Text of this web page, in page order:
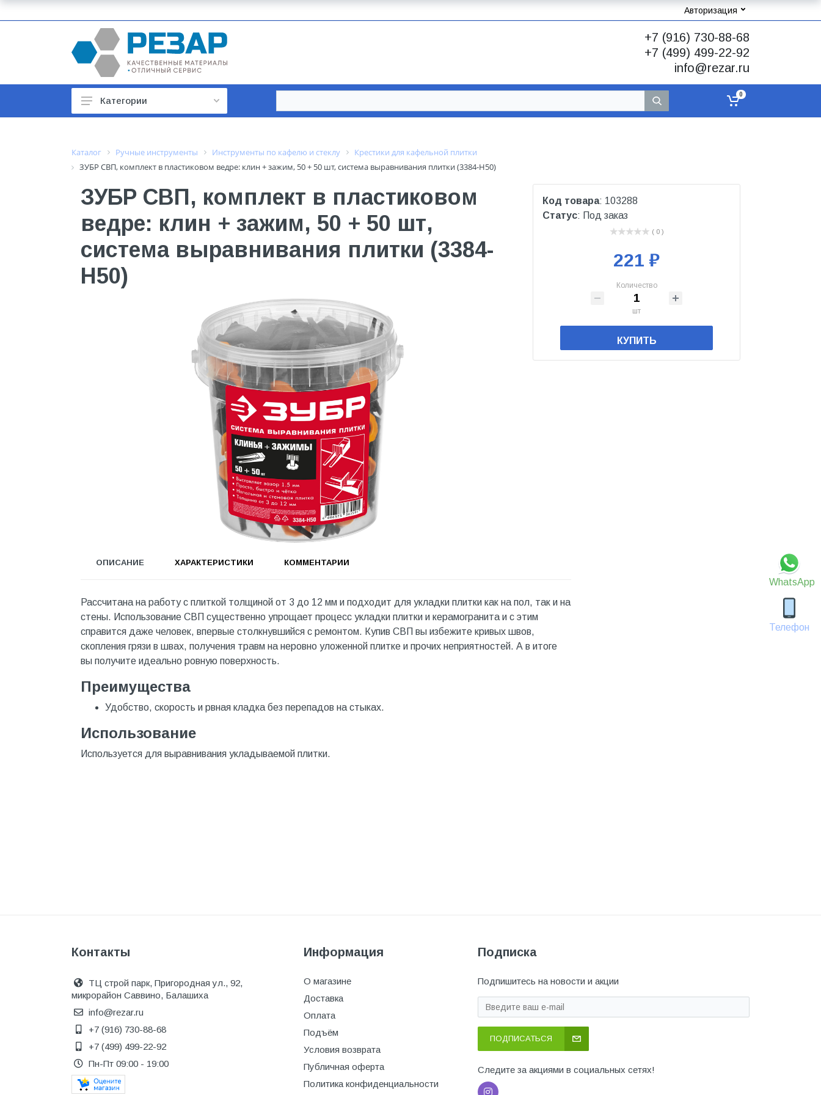
WhatsApp
Телефон
Авторизация
+7 (916) 730-88-68
+7 (499) 499-22-92
info@rezar.ru
Автотовары
Арматура строительная
Баки, гидроаккумуляторы
Бытовая техника
Бытовая химия
Водоснабжение и канализация
Канализационные системы
Канализация
Керамика и керамогранит
КИП и автоматика
Клеи, герметики, пены
Клей монтажный
Коллекторы и шкафы
Крепеж, фурнитура
Лак и растворитель
Лакокрасочные материалы
Лепнина для покраски со
стенами
инструменты
Межкомнатные двери
Категории
0
Каталог Ручные инструменты Инструменты по кафелю и стеклу
Крестики для кафельной плитки
ЗУБР СВП, комплект в пластиковом ведре: клин + зажим, 50 + 50 шт, система выравнивания плитки (3384-H50)
ЗУБР СВП, комплект в пластиковом
ведре: клин + зажим, 50 + 50 шт,
система выравнивания плитки (3384-
H50)
Код товара: 103288
Статус: Под заказ
( 0 )
221 ₽
Количество
шт
КУПИТЬ
ОПИСАНИЕ ХАРАКТЕРИСТИКИ КОММЕНТАРИИ
Рассчитана на работу с плиткой толщиной от 3 до 12 мм и подходит для укладки плитки как на пол, так и на
стены. Использование СВП существенно упрощает процесс укладки плитки и керамогранита и с этим
справится даже человек, впервые столкнувшийся с ремонтом. Купив СВП вы избежите кривых швов,
скопления грязи в швах, получения травм на неровно уложенной плитке и прочих неприятностей. А в итоге
вы получите идеально ровную поверхность.
Преимущества
Удобство, скорость и рвная кладка без перепадов на стыках.
Использование
Используется для выравнивания укладываемой плитки.
Контакты
ТЦ строй парк, Пригородная ул., 92,
микрорайон Саввино, Балашиха
info@rezar.ru
+7 (916) 730-88-68
+7 (499) 499-22-92
Пн-Пт 09:00 - 19:00
Информация
О магазине
Доставка
Оплата
Подъём
Условия возврата
Публичная оферта
Политика конфиденциальности
Подписка
Подпишитесь на новости и акции
ПОДПИСАТЬСЯ
Следите за акциями в социальных сетях!